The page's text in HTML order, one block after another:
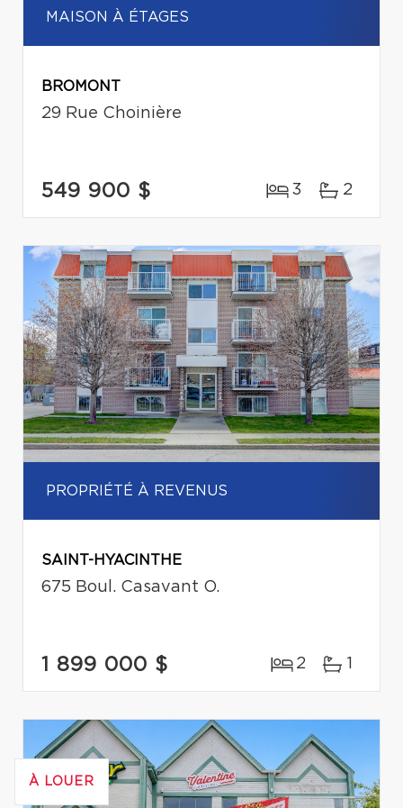
MAISON À ÉTAGES
BROMONT
29 Rue Choinière
549 900 $ 3 2
PROPRIÉTÉ À REVENUS
SAINT-HYACINTHE
675 Boul. Casavant O.
1 899 000 $ 2 1
À LOUER